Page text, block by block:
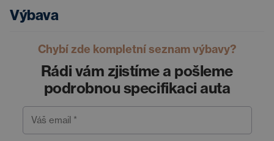
Výbava
Chybí zde kompletní seznam výbavy?
Rádi vám zjistíme a pošleme
podrobnou specifikaci auta
Váš email *